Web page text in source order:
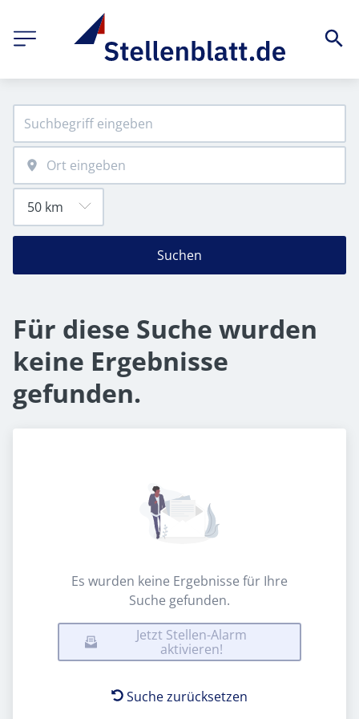
Suchen
Für diese Suche wurden
keine Ergebnisse
gefunden.
Es wurden keine Ergebnisse für Ihre
Suche gefunden.
Jetzt Stellen-Alarm
aktivieren!
Suche zurücksetzen